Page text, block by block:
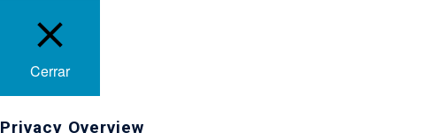
Cerrar
Privacy Overview